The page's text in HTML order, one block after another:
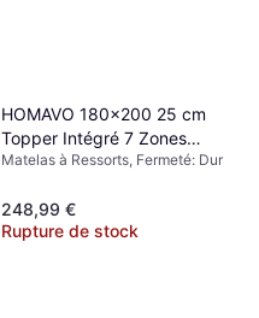
HOMAVO 180x200 25 cm
Topper Intégré 7 Zones
Matelas à Ressorts
Matelas à Ressorts, Fermeté: Dur
248,99 €
Rupture de stock